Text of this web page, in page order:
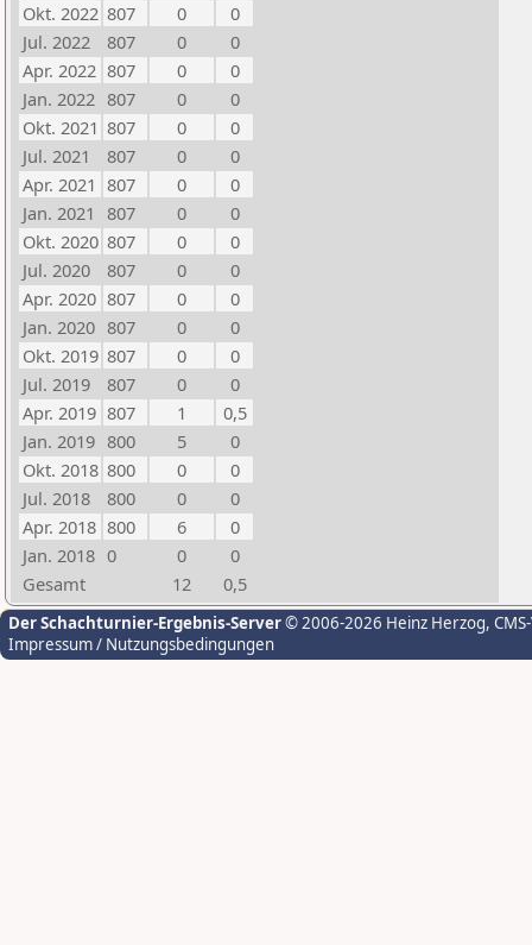
Okt. 2022 807 0
0
Jul. 2022
807 0
0
Apr. 2022 807 0
0
Jan. 2022 807 0
0
Okt. 2021 807 0
0
Jul. 2021
807 0
0
Apr. 2021 807 0
0
Jan. 2021 807 0
0
Okt. 2020 807 0
0
Jul. 2020
807 0
0
Apr. 2020 807 0
0
Jan. 2020 807 0
0
Okt. 2019 807 0
0
Jul. 2019
807 0
0
Apr. 2019 807 1
0,5
Jan. 2019 800 5
0
Okt. 2018 800 0
0
Jul. 2018
800 0
0
Apr. 2018 800 6
0
Jan. 2018 0 0
0
Gesamt
12 0,5
Der Schachturnier-Ergebnis-Server© 2006-2026 Heinz Herzog,
Impressum / Nutzungsbedingungen